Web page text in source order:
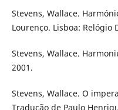
Stevens, Wallace.
Lourenço. Lisboa: Relógio
Stevens, Wallace.
2001.
Stevens, Wallace. O
Tradução de Paulo